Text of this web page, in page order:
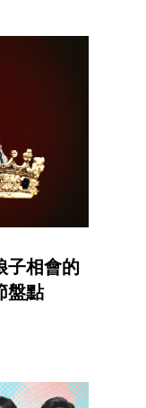
子相會的
盤點